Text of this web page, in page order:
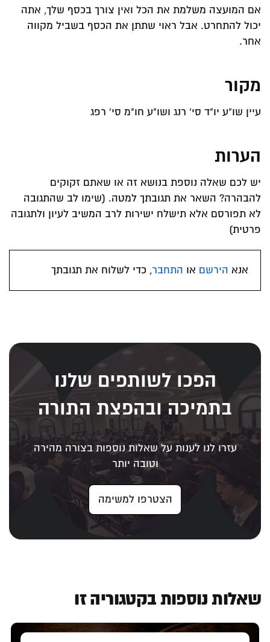
אם המועצה משלמת את הכל ואין צורך בכסף שלך, אתה
יכול להתחרט. אבל ראוי שתתן את הכסף בשביל מקווה
אחר.
מקור
עיין שו"ע יו"ד סי' רנג ושו"ע חו"מ סי' רפג
הערות
יש לכם שאלה נוספת בנושא זה או שאתם זקוקים
להבהרה? השאר את תגובתך למטה. (שימו לב שהתגובה
לא תפורסם אלא תישלח ישירות לרב המשיב לעיון ולתגובה
פרטית)
אנא הירשם או התחבר, כדי לשלוח את תגובתך
הפכו לשותפים שלנו
בתמיכה ובהפצת התורה
עזרו לנו לענות על שאלות נוספות בצורה מהירה
וטובה יותר
הצטרפו למשימה
שאלות נוספות בקטגוריה זו